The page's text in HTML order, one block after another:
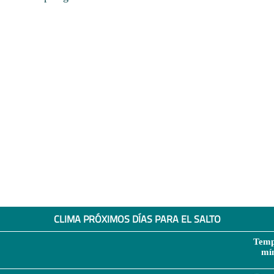
CLIMA PRÓXIMOS DÍAS PARA EL SALTO